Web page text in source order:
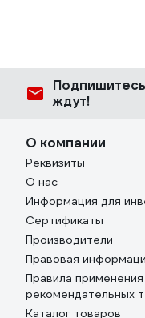
Подпишитесь
ждут!
О компании
Реквизиты
О нас
Информация для
Сертификаты
Производители
Правовая
Правила применения
рекомендательных
Каталог товаров